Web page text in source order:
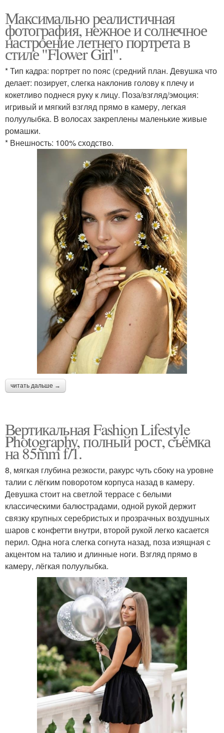
Максимально реалистичная
фотография, нежное и солнечное
настроение летнего портрета в
стиле "Flower Girl".
* Тип кадра: портрет по пояс (средний план. Девушка что
делает: позирует, слегка наклонив голову к плечу и
кокетливо поднеся руку к лицу. Поза/взгляд/эмоция:
игривый и мягкий взгляд прямо в камеру, легкая
полуулыбка. В волосах закреплены маленькие живые
ромашки.
* Внешность: 100% сходство.
читать дальше →
Вертикальная Fashion Lifestyle
Photography, полный рост, съёмка
на 85mm f/1.
8, мягкая глубина резкости, ракурс чуть сбоку на уровне
талии с лёгким поворотом корпуса назад в камеру.
Девушка стоит на светлой террасе с белыми
классическими балюстрадами, одной рукой держит
связку крупных серебристых и прозрачных воздушных
шаров с конфетти внутри, второй рукой легко касается
перил. Одна нога слегка согнута назад, поза изящная с
акцентом на талию и длинные ноги. Взгляд прямо в
камеру, лёгкая полуулыбка.